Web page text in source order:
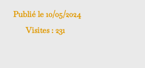
Publié le 10/05/2024
Visites :231